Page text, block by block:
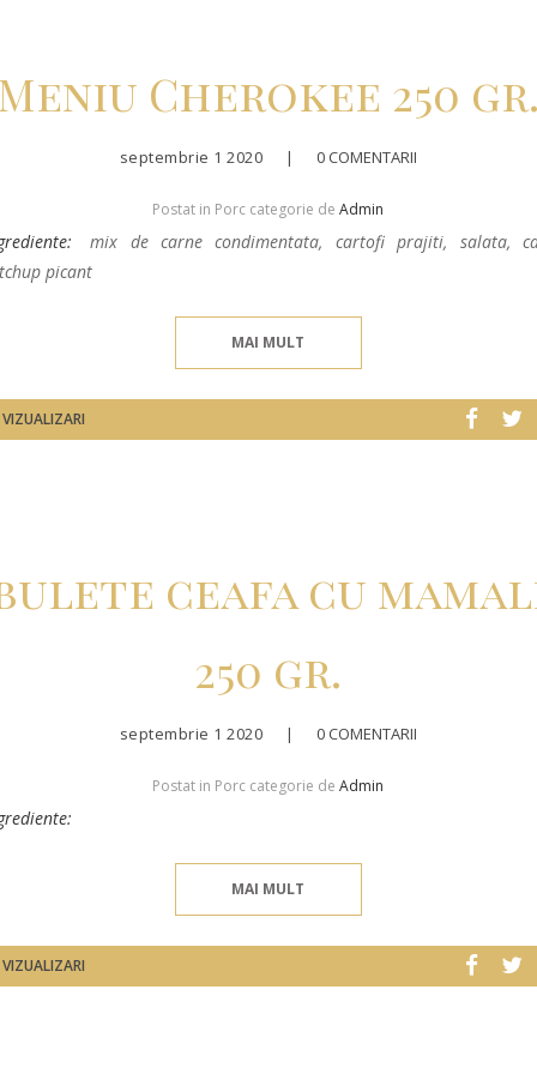
Cherokee 250
septembrie 1 2020 | 0 COMENTARII
Postat in Porc categorie deAdmin
mix de carne condimentata, cartofi prajiti, salata,
picant
MAI MULT
ceafa cu
250 gr.
septembrie 1 2020 | 0 COMENTARII
Postat in Porc categorie deAdmin
MAI MULT